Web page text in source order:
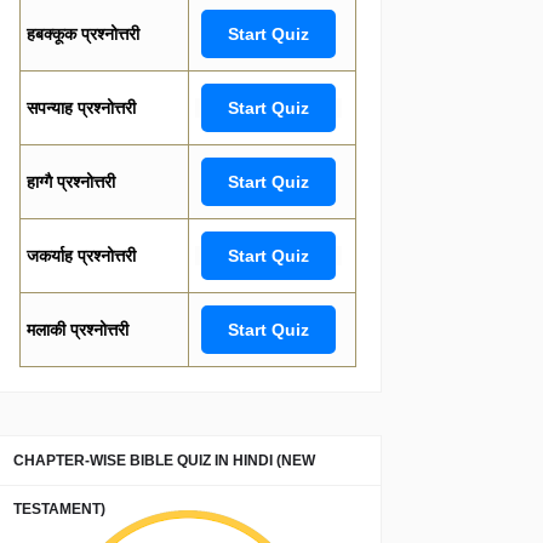
हबक्कूक प्रश्नोत्तरी Start Quiz
सपन्याह प्रश्नोत्तरी Start Quiz
हाग्गै प्रश्नोत्तरी Start Quiz
जकर्याह प्रश्नोत्तरी Start Quiz
मलाकी प्रश्नोत्तरी Start Quiz
CHAPTER-WISE BIBLE QUIZ IN HINDI (NEW
TESTAMENT)